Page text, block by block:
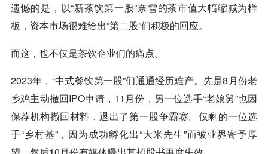
遗憾的是，以“新茶饮第一股”奈雪的茶市值大幅缩减为样
板，资本市场很难给出“第二股”们积极的回应。
而这，也不仅是茶饮企业们的痛点。
2023年，“中式餐饮第一股”们通通经历难产。先是8月份老
乡鸡主动撤回IPO申请，11月份，另一位选手“老娘舅”也因
保荐机构撤回材料，退出了第一股争霸赛。仅剩的一位选
手“乡村基”，因为成功孵化出“大米先生”而被业界寄予厚